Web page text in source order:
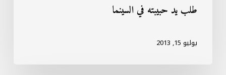
طلب يد حبيبته في السينما
يوليو 15, 2013